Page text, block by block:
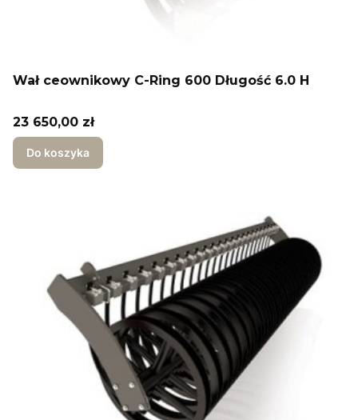
Wał ceownikowy C-Ring 600 Długość 6.0 H
Cena
23 650,00 zł
Do koszyka